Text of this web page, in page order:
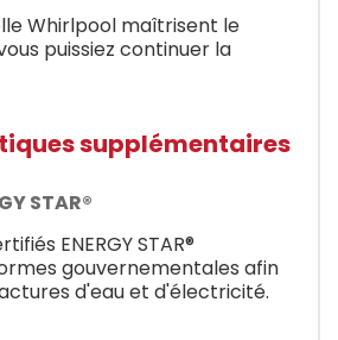
Whirlpool maîtrisent le
puissiez continuer la
supplémentaires
STAR®
ENERGY STAR®
gouvernementales afin
d'eau et d'électricité.